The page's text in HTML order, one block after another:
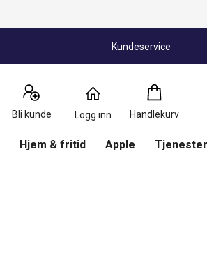
Kundeservice
Bli kunde Logg inn Handlekurv
Handlekurv
0
Produkter
Hjem & fritid Apple